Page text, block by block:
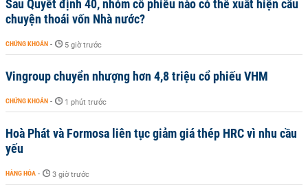
Sau Quyết định 40, nhóm cổ phiếu nào có thể xuất hiện câu
chuyện thoái vốn Nhà nước?
CHỨNG KHOÁN - 5 giờ trước
Vingroup chuyển nhượng hơn 4,8 triệu cổ phiếu VHM
CHỨNG KHOÁN - 1 phút trước
Hoà Phát và Formosa liên tục giảm giá thép HRC vì nhu cầu
yếu
HÀNG HÓA - 3 giờ trước